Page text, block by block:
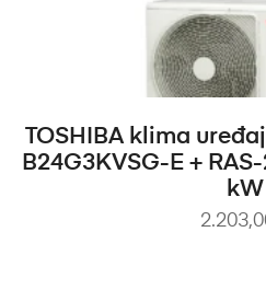
DODAJ U
TOSHIBA klima
B24G3KVSG-E +
kW